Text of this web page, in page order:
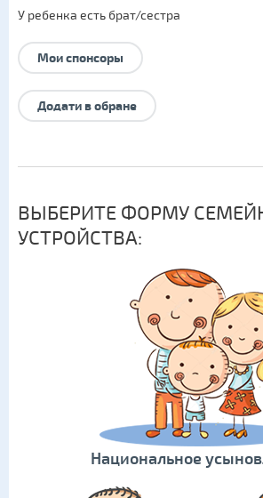
У ребенка есть брат/сестра
Мои спонсоры
Додати в обране
ВЫБЕРИТЕ ФОРМУ
УСТРОЙСТВА:
Национальное